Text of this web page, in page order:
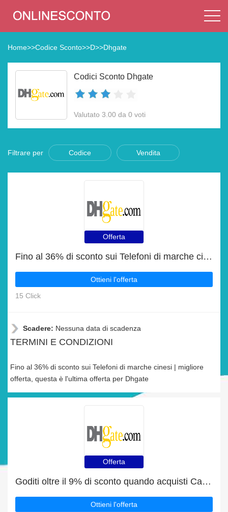
Home>>Codice Sconto>>D>>Dhgate
Codici Sconto Dhgate
Valutato 3.00 da 0 voti
Filtrare per Codice Vendita
Offerta
Fino al 36% di sconto sui Telefoni di marche cinesi | migliore offerta
Ottieni l'offerta
15 Click
Scadere: Nessuna data di scadenza
TERMINI E CONDIZIONI
Fino al 36% di sconto sui Telefoni di marche cinesi | migliore
offerta, questa è l'ultima offerta per Dhgate
Offerta
Goditi oltre il 9% di sconto quando acquisti Caricabatterie per telefoni cellulari
Ottieni l'offerta